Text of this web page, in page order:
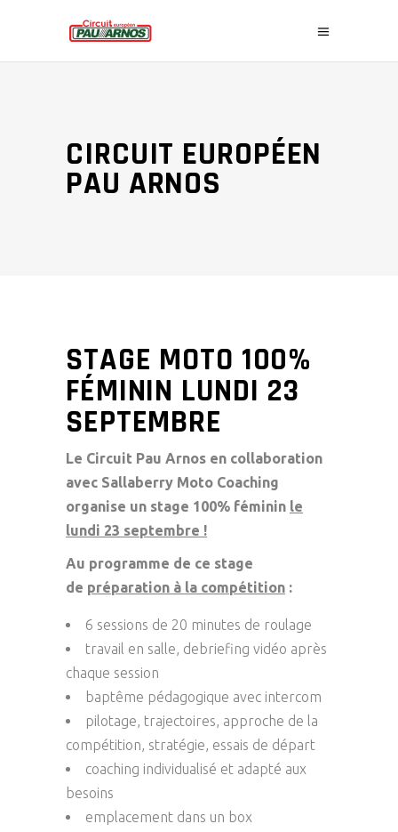
CIRCUIT EUROPÉEN
PAU ARNOS
STAGE MOTO 100%
FÉMININ LUNDI 23
SEPTEMBRE
Le Circuit Pau Arnos en collaboration
avec Sallaberry Moto Coaching
organise un stage 100% féminin le
lundi 23 septembre !
Au programme de ce stage
de préparation à la compétition :
6 sessions de 20 minutes de roulage
travail en salle, debriefing vidéo après
chaque session
baptême pédagogique avec intercom
pilotage, trajectoires, approche de la
compétition, stratégie, essais de départ
coaching individualisé et adapté aux
besoins
emplacement dans un box